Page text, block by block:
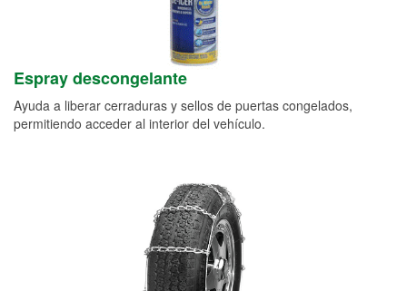
Espray descongelante
Ayuda a liberar cerraduras y sellos de puertas congelados,
permitiendo acceder al interior del vehículo.